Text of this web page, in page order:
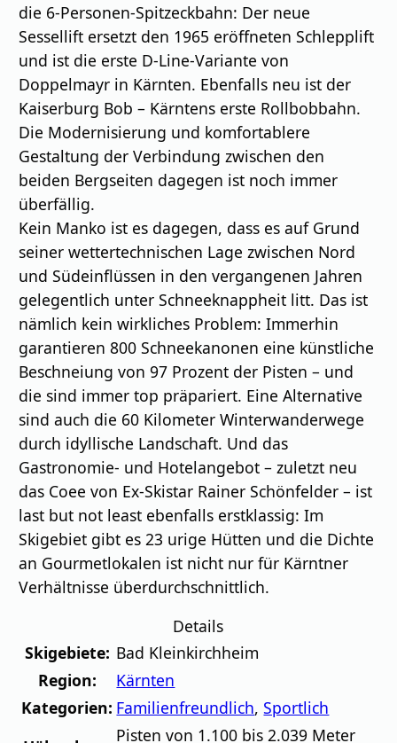
die 6-Personen-Spitzeckbahn: Der neue
Sessellift ersetzt den 1965 eröffneten Schlepplift
und ist die erste D-Line-Variante von
Doppelmayr in Kärnten. Ebenfalls neu ist der
Kaiserburg Bob – Kärntens erste Rollbobbahn.
Die Modernisierung und komfortablere
Gestaltung der Verbindung zwischen den
beiden Bergseiten dagegen ist noch immer
überfällig.
Kein Manko ist es dagegen, dass es auf Grund
seiner wettertechnischen Lage zwischen Nord
und Südeinflüssen in den vergangenen Jahren
gelegentlich unter Schneeknappheit litt. Das ist
nämlich kein wirkliches Problem: Immerhin
garantieren 800 Schneekanonen eine künstliche
Beschneiung von 97 Prozent der Pisten – und
die sind immer top präpariert. Eine Alternative
sind auch die 60 Kilometer Winterwanderwege
durch idyllische Landschaft. Und das
Gastronomie- und Hotelangebot – zuletzt neu
das Coee von Ex-Skistar Rainer Schönfelder – ist
last but not least ebenfalls erstklassig: Im
Skigebiet gibt es 23 urige Hütten und die Dichte
an Gourmetlokalen ist nicht nur für Kärntner
Verhältnisse überdurchschnittlich.
Details
Skigebiete: Bad Kleinkirchheim
Region:
Kärnten
Kategorien: Familienfreundlich,Sportlich
Pisten von 1.100 bis 2.039 Meter